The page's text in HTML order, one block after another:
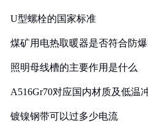
U型螺栓的国家标准
煤矿用电热取暖器是否符合防
照明母线槽的主要作用是什么
A516Gr70对应国内材质及低温
镀镍钢带可以过多少电流